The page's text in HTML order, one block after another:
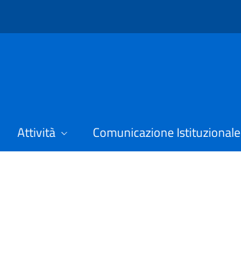
Attività Comunicazione Istituzionale